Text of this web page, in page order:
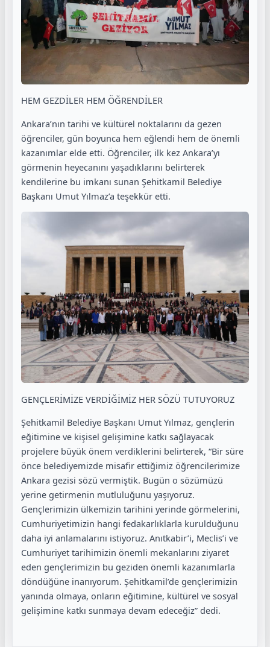
HEM GEZDİLER HEM ÖĞRENDİLER
Ankara’nın tarihi ve kültürel noktalarını da gezen
öğrenciler, gün boyunca hem eğlendi hem de önemli
kazanımlar elde etti. Öğrenciler, ilk kez Ankara’yı
görmenin heyecanını yaşadıklarını belirterek
kendilerine bu imkanı sunan Şehitkamil Belediye
Başkanı Umut Yılmaz’a teşekkür etti.
GENÇLERİMİZE VERDİĞİMİZ HER SÖZÜ TUTUYORUZ
Şehitkamil Belediye Başkanı Umut Yılmaz, gençlerin
eğitimine ve kişisel gelişimine katkı sağlayacak
projelere büyük önem verdiklerini belirterek, “Bir süre
önce belediyemizde misafir ettiğimiz öğrencilerimize
Ankara gezisi sözü vermiştik. Bugün o sözümüzü
yerine getirmenin mutluluğunu yaşıyoruz.
Gençlerimizin ülkemizin tarihini yerinde görmelerini,
Cumhuriyetimizin hangi fedakarlıklarla kurulduğunu
daha iyi anlamalarını istiyoruz. Anıtkabir’i, Meclis’i ve
Cumhuriyet tarihimizin önemli mekanlarını ziyaret
eden gençlerimizin bu geziden önemli kazanımlarla
döndüğüne inanıyorum. Şehitkamil’de gençlerimizin
yanında olmaya, onların eğitimine, kültürel ve sosyal
gelişimine katkı sunmaya devam edeceğiz” dedi.